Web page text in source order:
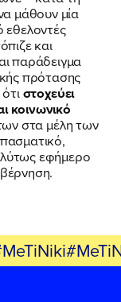
μάθουν μία
εθελοντές
και
παράδειγμα
πρότασης
στοχεύει
κοινωνικό
στα μέλη των
εφήμερο